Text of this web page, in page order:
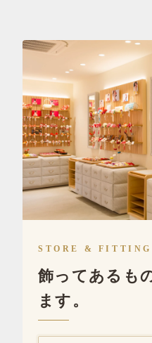
STORE & FITTING
飾ってあるも
ます。